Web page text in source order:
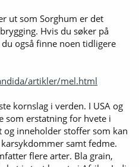
ut som Sorghum er det
Hvis du søker på
også finne noen tidligere
artikler/mel.html
kornslag i verden. I USA og
som erstatning for hvete i
inneholder stoffer som kan
samt fedme.
flere arter. Bla grain,